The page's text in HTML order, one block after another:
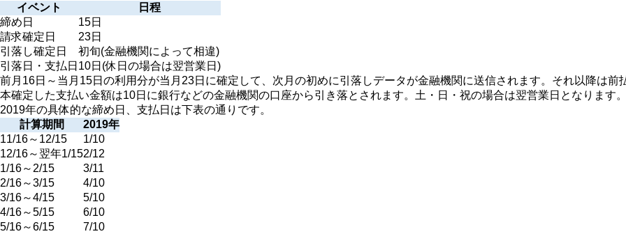
イベント
日程
締め日
15日
請求確定日
23日
引落し確定日
初旬(金融機関によって相違)
引落日・支払日 10日(休日の場合は翌営業日)
前月16日～当月15日の利用分が当月23日に確定して、次月の初めに引落しデータが金融機関に送信されます。それ以降は前
本確定した支払い金額は10日に銀行などの金融機関の口座から引き落とされます。土・日・祝の場合は翌営業日となります。
2019年の具体的な締め日、支払日は下表の通りです。
計算期間
2019年
11/16～12/15
1/10
12/16～翌年1/152/12
1/16～2/15
3/11
2/16～3/15
4/10
3/16～4/15
5/10
4/16～5/15
6/10
5/16～6/15
7/10